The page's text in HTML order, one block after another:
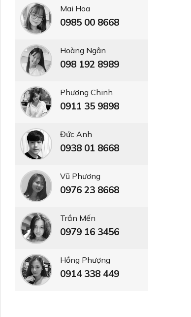
Mai Hoa
0985 00 8668
Hoàng Ngân
098 192 8989
Phương Chinh
0911 35 9898
Đức Anh
0938 01 8668
Vũ Phương
0976 23 8668
Trần Mến
0979 16 3456
Hồng Phượng
0914 338 449